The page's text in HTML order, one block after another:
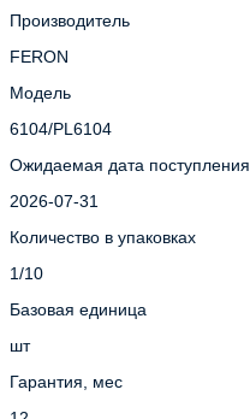
Производитель
FERON
Модель
6104/PL6104
Ожидаемая дата поступления
2026-07-31
Количество в упаковках
1/10
Базовая единица
шт
Гарантия, мес